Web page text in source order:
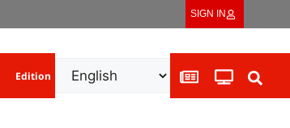
SIGN IN
Edition